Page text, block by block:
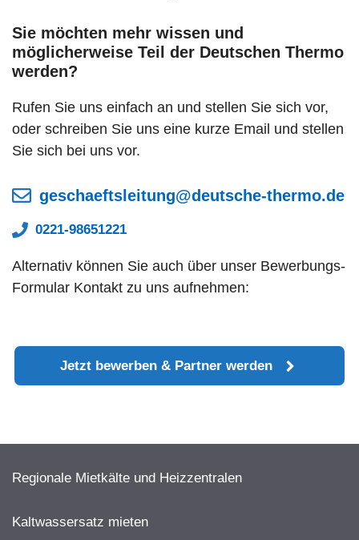
Sie möchten mehr wissen und
möglicherweise Teil der Deutschen Thermo
werden?
Rufen Sie uns einfach an und stellen Sie sich vor,
oder schreiben Sie uns eine kurze Email und stellen
Sie sich bei uns vor.
geschaeftsleitung@deutsche-thermo.de
0221-98651221
Alternativ können Sie auch über unser Bewerbungs-
Formular Kontakt zu uns aufnehmen:
Jetzt bewerben & Partner werden
Regionale Mietkälte und Heizzentralen
Kaltwassersatz mieten